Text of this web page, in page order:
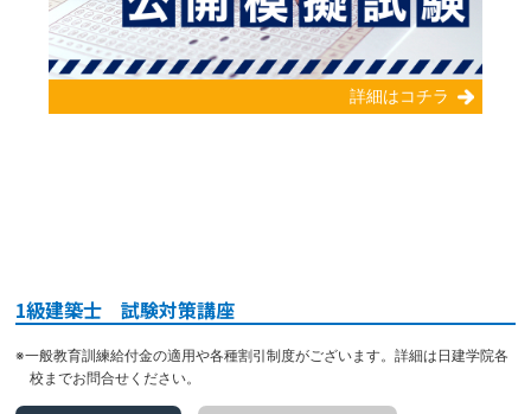
1級建築士 試験対策講座
※一般教育訓練給付金の適用や各種割引制度がございます。詳細は日建学院各
校までお問合せください。